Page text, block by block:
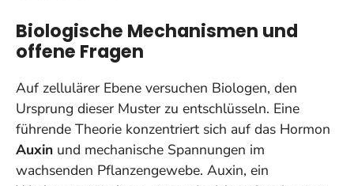
Biologische Mechanismen und
offene Fragen
Auf zellulärer Ebene versuchen Biologen, den
Ursprung dieser Muster zu entschlüsseln. Eine
führende Theorie konzentriert sich auf das Hormon
Auxin und mechanische Spannungen im
wachsenden Pflanzengewebe. Auxin, ein